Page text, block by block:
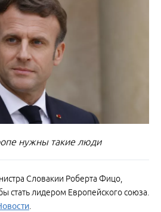
нужны такие люди
Словакии Роберта Фицо,
стать лидером Европейского союза.
.